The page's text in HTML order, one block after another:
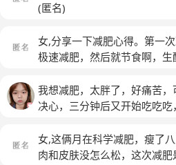
(匿名)
女,分享一下减肥心得。第一
极速减肥，然后就节食啊，
之后就反弹，幸好自己还算
后来身体素质不行，生了一次
身体素质了，每天要营养均衡
每天出门散步，由最开始只
我想减肥，太胖了，好痛苦
决心，三分钟后又开始吃吃吃
女,这俩月在科学减肥，瘦了
肉和皮肤没怎么松，这次减